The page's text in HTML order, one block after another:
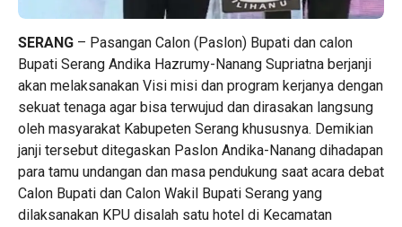
SERANG – Pasangan Calon (Paslon) Bupati dan calon
Bupati Serang Andika Hazrumy-Nanang Supriatna berjanji
akan melaksanakan Visi misi dan program kerjanya dengan
sekuat tenaga agar bisa terwujud dan dirasakan langsung
oleh masyarakat Kabupeten Serang khususnya. Demikian
janji tersebut ditegaskan Paslon Andika-Nanang dihadapan
para tamu undangan dan masa pendukung saat acara debat
Calon Bupati dan Calon Wakil Bupati Serang yang
dilaksanakan KPU disalah satu hotel di Kecamatan